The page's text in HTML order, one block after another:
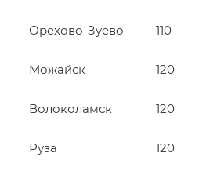
Орехово-Зуево 110
Можайск 120
Волоколамск 120
Руза 120